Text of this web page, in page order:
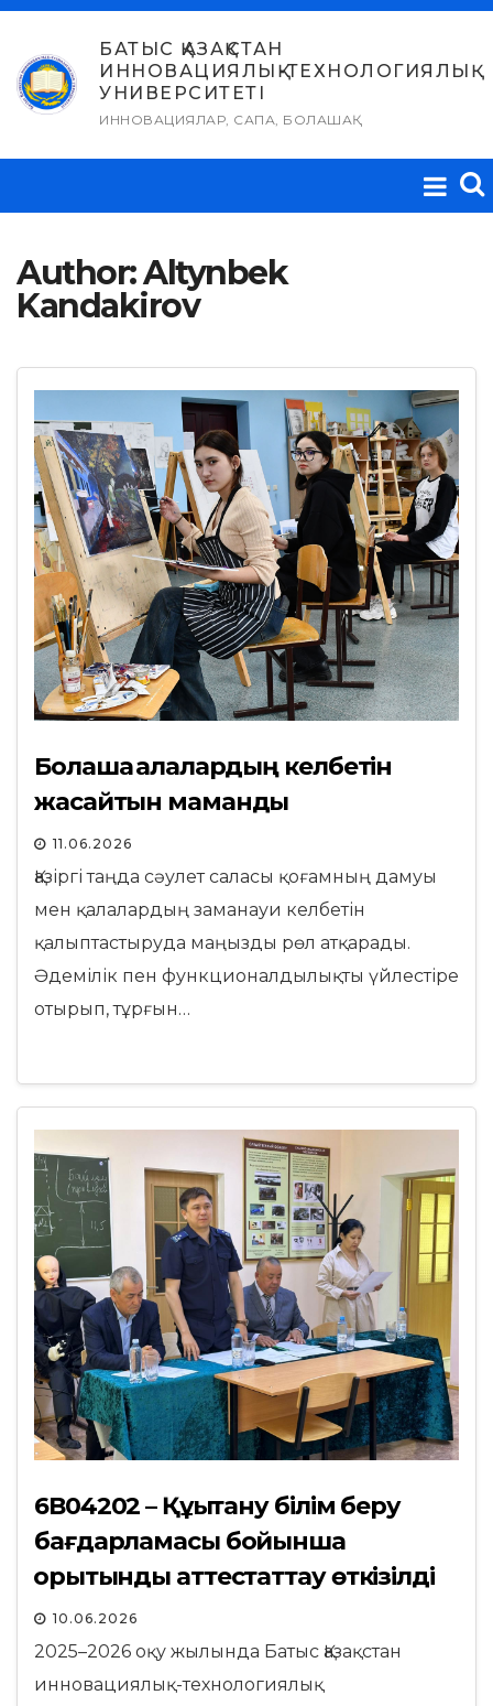
Skip
content
БАТЫС ҚАЗАҚСТАН
ИННОВАЦИЯЛЫҚ-ТЕХНОЛОГИЯЛЫҚ
УНИВЕРСИТЕТІ
ИННОВАЦИЯЛАР, САПА, БОЛАШАҚ
Author:Altynbek
Kandakirov
Болашақ қалалардың келбетін
жасайтын мамандық
11.06.2026
Қазіргі таңда сәулет саласы қоғамның дамуы
мен қалалардың заманауи келбетін
қалыптастыруда маңызды рөл атқарады.
Әдемілік пен функционалдылықты үйлестіре
отырып, тұрғын…
6В04202 – Құқықтану білім беру
бағдарламасы бойынша
қорытынды аттестаттау өткізілді
10.06.2026
2025–2026 оқу жылында Батыс Қазақстан
инновациялық-технологиялық